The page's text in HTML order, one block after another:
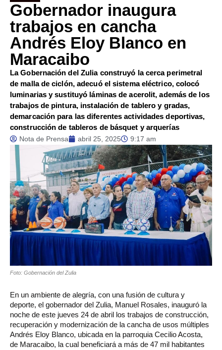
Gobernador inaugura
trabajos en cancha
Andrés Eloy Blanco en
Maracaibo
La Gobernación del Zulia construyó la cerca perimetral
de malla de ciclón, adecuó el sistema eléctrico, colocó
luminarias y sustituyó láminas de acerolit, además de los
trabajos de pintura, instalación de tablero y gradas,
demarcación para las diferentes actividades deportivas,
construcción de tableros de básquet y arquerías
Nota de Prensa abril 25, 2025 9:17 am
Foto: Gobernación del Zulia
En un ambiente de alegría, con una fusión de cultura y
deporte, el gobernador del Zulia, Manuel Rosales, inauguró la
noche de este jueves 24 de abril los trabajos de construcción,
recuperación y modernización de la cancha de usos múltiples
Andrés Eloy Blanco, ubicada en la parroquia Cecilio Acosta,
de Maracaibo, la cual beneficiará a más de 47 mil habitantes